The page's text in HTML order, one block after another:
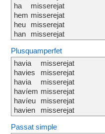
ha
hem
heu
han
misserejat
misserejat
misserejat
misserejat
Plusquamperfet
havia
havies
havia
havíem
havíeu
havien
misserejat
misserejat
misserejat
misserejat
misserejat
misserejat
Passat simple